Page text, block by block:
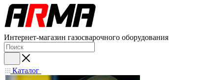
Интернет-магазин газосварочного оборудования
Каталог